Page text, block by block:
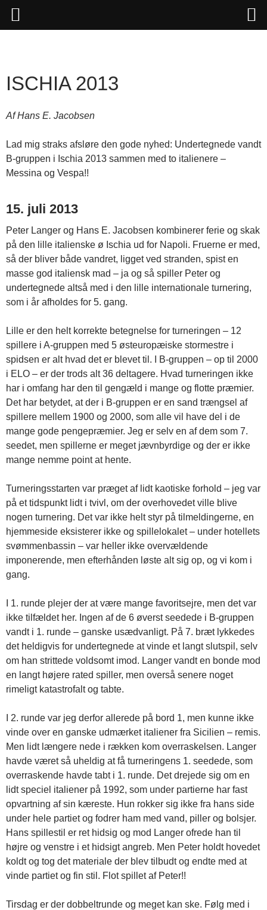
ISCHIA 2013
Af Hans E. Jacobsen
Lad mig straks afsløre den gode nyhed: Undertegnede vandt
B-gruppen i Ischia 2013 sammen med to italienere –
Messina og Vespa!!
15. juli 2013
Peter Langer og Hans E. Jacobsen kombinerer ferie og skak
på den lille italienske ø Ischia ud for Napoli. Fruerne er med,
så der bliver både vandret, ligget ved stranden, spist en
masse god italiensk mad – ja og så spiller Peter og
undertegnede altså med i den lille internationale turnering,
som i år afholdes for 5. gang.
Lille er den helt korrekte betegnelse for turneringen – 12
spillere i A-gruppen med 5 østeuropæiske stormestre i
spidsen er alt hvad det er blevet til. I B-gruppen – op til 2000
i ELO – er der trods alt 36 deltagere. Hvad turneringen ikke
har i omfang har den til gengæld i mange og flotte præmier.
Det har betydet, at der i B-gruppen er en sand trængsel af
spillere mellem 1900 og 2000, som alle vil have del i de
mange gode pengepræmier. Jeg er selv en af dem som 7.
seedet, men spillerne er meget jævnbyrdige og der er ikke
mange nemme point at hente.
Turneringsstarten var præget af lidt kaotiske forhold – jeg var
på et tidspunkt lidt i tvivl, om der overhovedet ville blive
nogen turnering. Det var ikke helt styr på tilmeldingerne, en
hjemmeside eksisterer ikke og spillelokalet – under hotellets
svømmenbassin – var heller ikke overvældende
imponerende, men efterhånden løste alt sig op, og vi kom i
gang.
I 1. runde plejer der at være mange favoritsejre, men det var
ikke tilfældet her. Ingen af de 6 øverst seedede i B-gruppen
vandt i 1. runde – ganske usædvanligt. På 7. bræt lykkedes
det heldigvis for undertegnede at vinde et langt slutspil, selv
om han strittede voldsomt imod. Langer vandt en bonde mod
en langt højere rated spiller, men overså senere noget
rimeligt katastrofalt og tabte.
I 2. runde var jeg derfor allerede på bord 1, men kunne ikke
vinde over en ganske udmærket italiener fra Sicilien – remis.
Men lidt længere nede i rækken kom overraskelsen. Langer
havde været så uheldig at få turneringens 1. seedede, som
overraskende havde tabt i 1. runde. Det drejede sig om en
lidt speciel italiener på 1992, som under partierne har fast
opvartning af sin kæreste. Hun rokker sig ikke fra hans side
under hele partiet og fodrer ham med vand, piller og bolsjer.
Hans spillestil er ret hidsig og mod Langer ofrede han til
højre og venstre i et hidsigt angreb. Men Peter holdt hovedet
koldt og tog det materiale der blev tilbudt og endte med at
vinde partiet og fin stil. Flot spillet af Peter!!
Tirsdag er der dobbeltrunde og meget kan ske. Følg med i